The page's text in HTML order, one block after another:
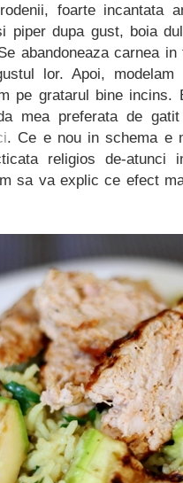
foarte incantata
piper dupa gust, boia
abandoneaza carnea
lor. Apoi,
pe gratarul bine incins.
mea preferata de
. Ce e nou in schema e
religios de-atunci
sa va explic ce efect